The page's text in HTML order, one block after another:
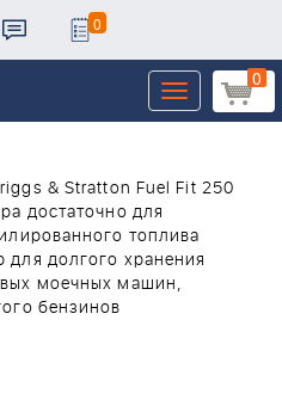
0
0
Toggle
navigation
& Stratton Fuel Fit 250
достаточно для
топлива
для долгого хранения
моечных машин,
бензинов